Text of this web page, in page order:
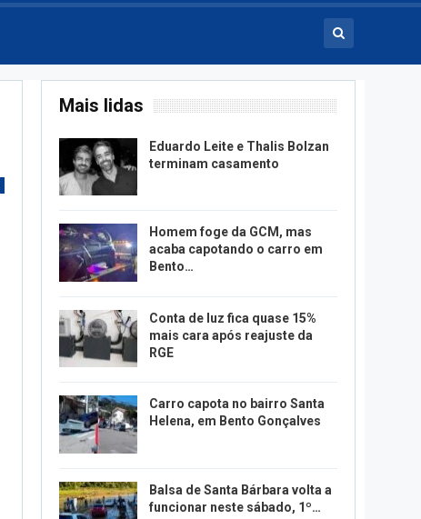
Mais lidas
Eduardo Leite e Thalis Bolzan
terminam casamento
Homem foge da GCM, mas
acaba capotando o carro em
Bento…
Conta de luz fica quase 15%
mais cara após reajuste da
RGE
Carro capota no bairro Santa
Helena, em Bento Gonçalves
Balsa de Santa Bárbara volta a
funcionar neste sábado, 1º…